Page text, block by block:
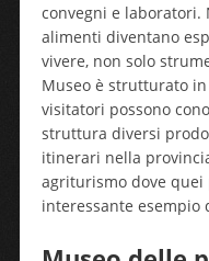
convegni e laboratori.
alimenti diventano
vivere, non solo
Museo è strutturato in
visitatori possono
struttura diversi
itinerari nella
agriturismo dove
interessante esempio